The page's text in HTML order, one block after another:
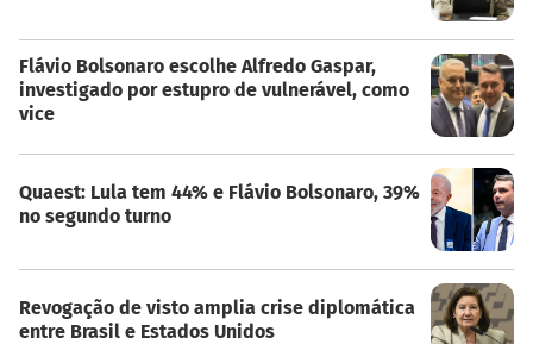
Flávio Bolsonaro escolhe Alfredo Gaspar,
investigado por estupro de vulnerável, como
vice
Quaest: Lula tem 44% e Flávio Bolsonaro, 39%
no segundo turno
Revogação de visto amplia crise diplomática
entre Brasil e Estados Unidos